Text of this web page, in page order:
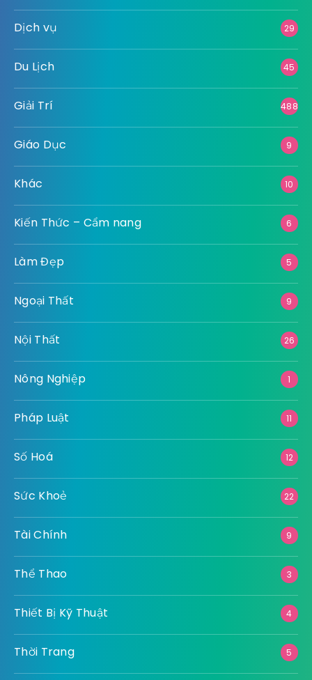
Dịch vụ 29
Du Lịch 45
Giải Trí 488
Giáo Dục 9
Khác 10
Kiến Thức – Cẩm nang 6
Làm Đẹp 5
Ngoại Thất 9
Nội Thất 26
Nông Nghiệp 1
Pháp Luật 11
Số Hoá 12
Sức Khoẻ 22
Tài Chính 9
Thể Thao 3
Thiết Bị Kỹ Thuật 4
Thời Trang 5